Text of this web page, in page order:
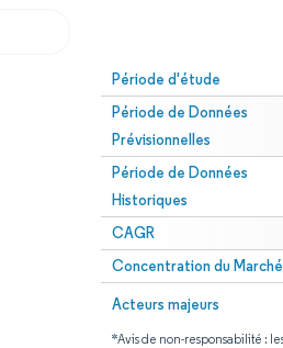
Période d'étude
Période de Données
Prévisionnelles
Période de Données
Historiques
CAGR
Concentration du Marché
Acteurs majeurs
*Avis de non-responsabilité :
réutilisation nécessite une attribution sous CC